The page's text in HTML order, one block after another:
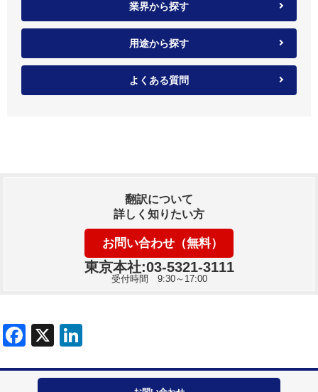
業界から探す
用途から探す
よくある質問
翻訳について
詳しく知りたい方
お問い合わせ（無料）
東京本社:03-5321-3111
受付時間 9:30～17:00